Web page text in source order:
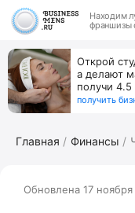
Находим
франшизы
Открой
а делают
получи
получить
Главная Финансы
Обновлена 17 ноября